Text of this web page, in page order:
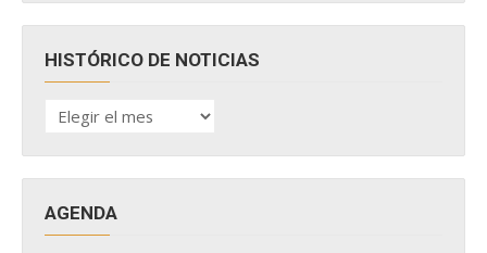
HISTÓRICO DE NOTICIAS
HISTÓRICO
DE
AGENDA